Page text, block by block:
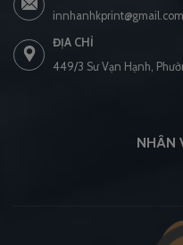
innhanhkprint@gmail.com
ĐỊA CHỈ
449/3 Sư Vạn Hạnh,
NHÂN